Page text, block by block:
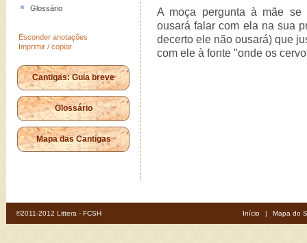
Glossário
Esconder anotações
Imprimir / copiar
Cantigas: Guia breve
Glossário
Mapa das Cantigas
A moça pergunta à mãe se
ousará falar com ela na sua
decerto ele não ousará) que
com ele à fonte "onde os
©2011-2012 Littera - FCSH Início | Mapa do